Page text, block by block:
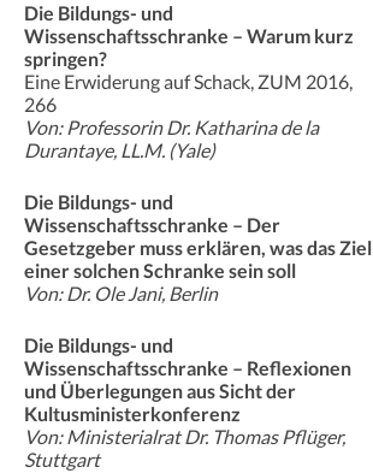
Die Bildungs- und
Wissenschaftsschranke – Warum kurz
springen?
Eine Erwiderung auf Schack, ZUM 2016,
266
Von: Professorin Dr. Katharina de la
Durantaye, LL.M. (Yale)
Die Bildungs- und
Wissenschaftsschranke – Der
Gesetzgeber muss erklären, was das Ziel
einer solchen Schranke sein soll
Von: Dr. Ole Jani, Berlin
Die Bildungs- und
Wissenschaftsschranke – Reflexionen
und Überlegungen aus Sicht der
Kultusministerkonferenz
Von: Ministerialrat Dr. Thomas Pflüger,
Stuttgart